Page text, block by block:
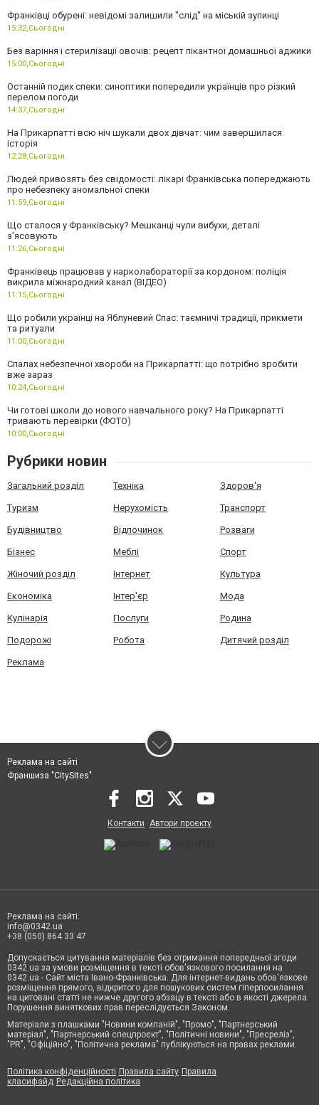
Франківці обурені: невідомі залишили "слід" на міській зупинці
15:32, Сьогодні
Без варіння і стерилізації овочів: рецепт пікантної домашньої аджики
15:00, Сьогодні
Останній подих спеки: синоптики попередили українців про різкий
перелом погоди
14:37, Сьогодні
На Прикарпатті всю ніч шукали двох дівчат: чим завершилася
історія
12:28, Сьогодні
Людей привозять без свідомості: лікарі Франківська попереджають
про небезпеку аномальної спеки
11:59, Сьогодні
Що сталося у Франківську? Мешканці чули вибухи, деталі
з’ясовують
11:26, Сьогодні
Франківець працював у нарколабораторії за кордоном: поліція
викрила міжнародний канал (ВІДЕО)
11:15, Сьогодні
Що робили українці на Яблуневий Спас: таємничі традиції, прикмети
та ритуали
11:00, Сьогодні
Спалах небезпечної хвороби на Прикарпатті: що потрібно зробити
вже зараз
10:24, Сьогодні
Чи готові школи до нового навчального року? На Прикарпатті
тривають перевірки (ФОТО)
10:00, Сьогодні
Рубрики новин
Загальний розділ Техніка Здоров'я
Туризм Нерухомість Транспорт
Будівництво Відпочинок Розваги
Бізнес Меблі Спорт
Жіночий розділ Інтернет Культура
Економіка Інтер'єр Мода
Кулінарія Послуги Родина
Подорожі Робота Дитячий розділ
Реклама
Реклама на сайті
Франшиза "CitySites"
Контакти Автори проєкту
Реклама на сайті:
info@0342.ua
+38 (050) 864 33 47
Допускається цитування матеріалів без отримання попередньої згоди
0342.ua за умови розміщення в тексті обов'язкового посилання на
0342.ua - Сайт міста Івано-Франківська. Для інтернет-видань обов'язкове
розміщення прямого, відкритого для пошукових систем гіперпосилання
на цитовані статті не нижче другого абзацу в тексті або в якості джерела.
Порушення виняткових прав переслідується Законом.
Матеріали з плашками "Новини компаній", "Промо", "Партнерський
матеріал", "Партнерський спецпроєкт", "Політичні новини", "Пресреліз",
"PR", "Офіційно", "Політична реклама" публікуються на правах реклами.
Політика конфіденційності Правила сайту Правила
класифайд Редакційна політика